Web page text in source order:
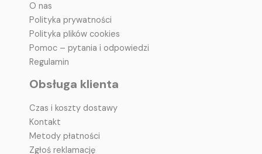
O nas
Polityka prywatności
Polityka plików cookies
Pomoc – pytania i odpowiedzi
Regulamin
Obsługa klienta
Czas i koszty dostawy
Kontakt
Metody płatności
Zgłoś reklamację